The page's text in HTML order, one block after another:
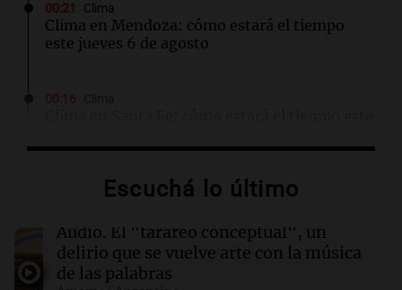
00:21 Clima
Clima en Mendoza: cómo estará el tiempo
este jueves 6 de agosto
Clima
jueves 6 de agosto
00:05 Clima
Escuchá lo último
Audio. El "tarareo conceptual", un
delirio que se vuelve arte con la música
de las palabras